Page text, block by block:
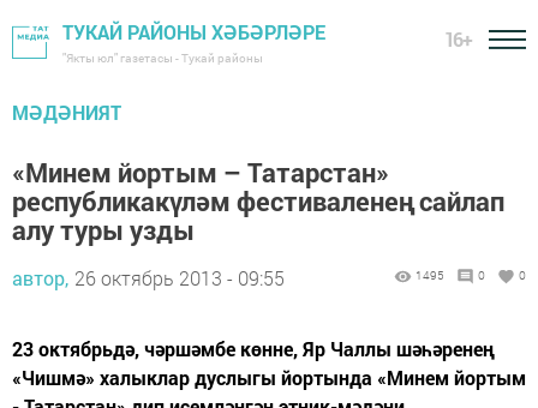
ТУКАЙ РАЙОНЫ ХӘБӘРЛӘРЕ
"Якты юл" газетасы - Тукай районы
16+
МӘДӘНИЯТ
«Минем йортым – Татарстан»
республикакүләм фестиваленең сайлап
алу туры узды
автор, 26 октябрь 2013 - 09:55 1495 0 0
23 октябрьдә, чәршәмбе көнне, Яр Чаллы шәһәренең
«Чишмә» халыклар дуслыгы йортында «Минем йортым